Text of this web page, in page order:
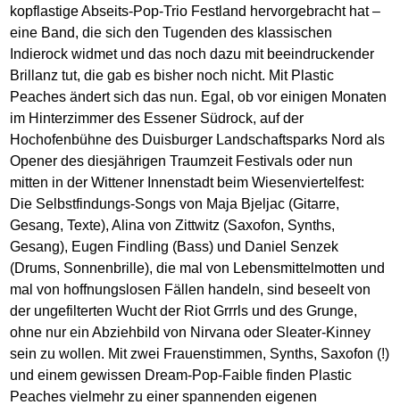
kopflastige Abseits-Pop-Trio Festland hervorgebracht hat –
eine Band, die sich den Tugenden des klassischen
Indierock widmet und das noch dazu mit beeindruckender
Brillanz tut, die gab es bisher noch nicht. Mit Plastic
Peaches ändert sich das nun. Egal, ob vor einigen Monaten
im Hinterzimmer des Essener Südrock, auf der
Hochofenbühne des Duisburger Landschaftsparks Nord als
Opener des diesjährigen Traumzeit Festivals oder nun
mitten in der Wittener Innenstadt beim Wiesenviertelfest:
Die Selbstfindungs-Songs von Maja Bjeljac (Gitarre,
Gesang, Texte), Alina von Zittwitz (Saxofon, Synths,
Gesang), Eugen Findling (Bass) und Daniel Senzek
(Drums, Sonnenbrille), die mal von Lebensmittelmotten und
mal von hoffnungslosen Fällen handeln, sind beseelt von
der ungefilterten Wucht der Riot Grrrls und des Grunge,
ohne nur ein Abziehbild von Nirvana oder Sleater-Kinney
sein zu wollen. Mit zwei Frauenstimmen, Synths, Saxofon (!)
und einem gewissen Dream-Pop-Faible finden Plastic
Peaches vielmehr zu einer spannenden eigenen